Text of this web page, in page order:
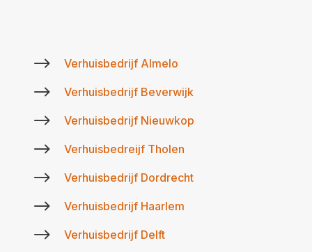
$ Verhuisbedrijf Almelo
$ Verhuisbedrijf Beverwijk
$ Verhuisbedrijf Nieuwkop
$ Verhuisbedreijf Tholen
$ Verhuisbedrijf Dordrecht
$ Verhuisbedrijf Haarlem
$ Verhuisbedrijf Delft